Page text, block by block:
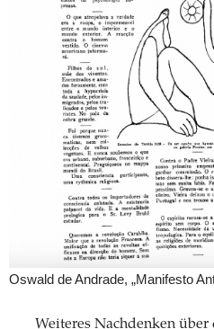
Oswald de Andrade, „Manifesto
Weiteres Nachdenken